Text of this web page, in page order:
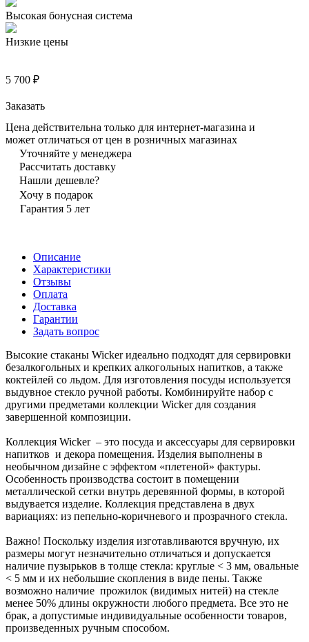
Высокая бонусная система
Низкие цены
5 700 ₽
Заказать
Цена действительна только для интернет-магазина и
может отличаться от цен в розничных магазинах
Уточняйте у менеджера
Рассчитать доставку
Нашли дешевле?
Хочу в подарок
Гарантия 5 лет
Описание
Характеристики
Отзывы
Оплата
Доставка
Гарантии
Задать вопрос
Высокие стаканы Wicker идеально подходят для сервировки
безалкогольных и крепких алкогольных напитков, а также
коктейлей со льдом. Для изготовления посуды используется
выдувное стекло ручной работы. Комбинируйте набор с
другими предметами коллекции Wicker для создания
завершенной композиции.
Коллекция Wicker – это посуда и аксессуары для сервировки
напитков и декора помещения. Изделия выполнены в
необычном дизайне с эффектом «плетеной» фактуры.
Особенность производства состоит в помещении
металлической сетки внутрь деревянной формы, в которой
выдувается изделие. Коллекция представлена в двух
вариациях: из пепельно-коричневого и прозрачного стекла.
Важно! Поскольку изделия изготавливаются вручную, их
размеры могут незначительно отличаться и допускается
наличие пузырьков в толще стекла: круглые < 3 мм, овальные
< 5 мм и их небольшие скопления в виде пены. Также
возможно наличие прожилок (видимых нитей) на стекле
менее 50% длины окружности любого предмета. Все это не
брак, а допустимые индивидуальные особенности товаров,
произведенных ручным способом.